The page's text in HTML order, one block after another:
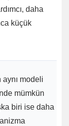
daha
küçük
aynı modeli
mümkün
biri ise daha